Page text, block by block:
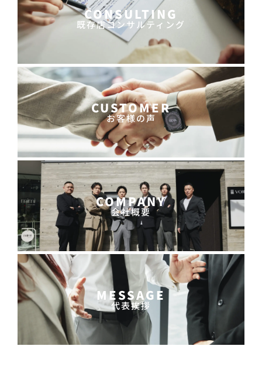
CONSULTING
既存店コンサルティング
CUSTOMER
お客様の声
COMPANY
会社概要
MESSAGE
代表挨拶